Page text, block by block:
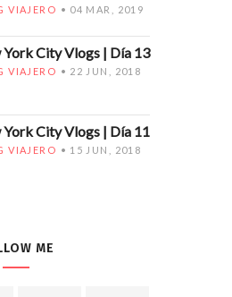
VIAJERO 04 MAR, 2019
York City Vlogs | Día 13
VIAJERO 22 JUN, 2018
York City Vlogs | Día 11
VIAJERO 15 JUN, 2018
ME